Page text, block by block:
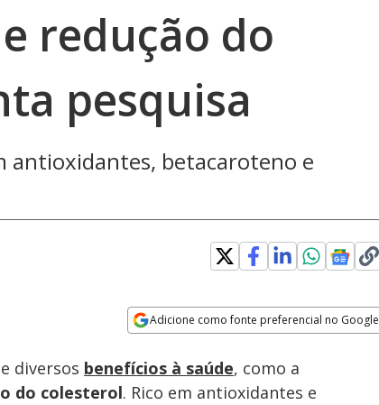
redução do
pesquisa
antioxidantes, betacaroteno e
Adicione como fonte preferencial no Google
Velocidade
diversos benefícios à saúde, como a
do colesterol. Rico em antioxidantes e